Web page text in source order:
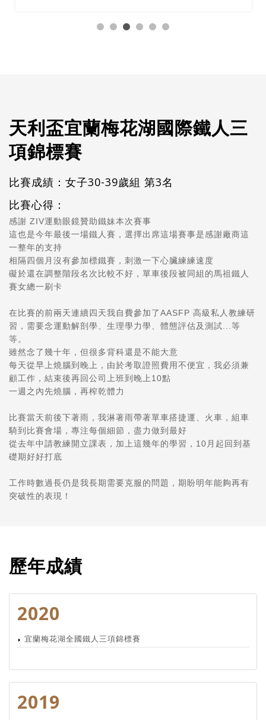
天利盃宜蘭梅花湖國際鐵人三
項錦標賽
比賽成績：女子30-39歲組 第3名
比賽心得：
感謝 ZIV運動眼鏡贊助鐵妹本次賽事
這也是今年最後一場鐵人賽，選擇出席這場賽事是感謝廠商這
一整年的支持
相隔四個月沒有參加標鐵賽，刺激一下心臟練練速度
礙於還在調整階段名次比較不好，單車後段被同組的馬祖鐵人
賽女總一刷卡
在比賽的前兩天連續四天我自費參加了AASFP 高級私人教練研
習，需要念運動解剖學、生理學力學、體態評估及測試...等
等。
雖然念了幾十年，但很多背科還是不能大意
每天從早上燒腦到晚上，由於考取證照費用不便宜，我必須兼
顧工作，結束後再回公司上班到晚上10點
一週之內先燒腦，再榨乾體力
比賽當天前後下著雨，我淋著雨帶著單車搭捷運、火車，組車
騎到比賽會場，專注每個細節，盡力做到最好
從去年中請教練開立課表，加上這幾年的學習，10月起回到基
礎期好好打底
工作時數過長仍是我長期需要克服的問題，期盼明年能夠再有
突破性的表現！
歷年成績
2020
宜蘭梅花湖全國鐵人三項錦標賽
2019